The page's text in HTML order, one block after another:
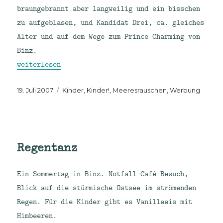
braungebrannt aber langweilig und ein bisschen
zu aufgeblasen, und Kandidat Drei, ca. gleiches
Alter und auf dem Wege zum Prince Charming von
Binz.
„Eiszeit“
weiterlesen
Veröffentlicht
19. Juli 2007 Kategorien
Kinder, Kinder! Meeresrauschen ,Werbung
Regentanz
Ein Sommertag in Binz. Notfall-Café-Besuch,
Blick auf die stürmische Ostsee im strömenden
Regen. Für die Kinder gibt es Vanilleeis mit
Himbeeren.